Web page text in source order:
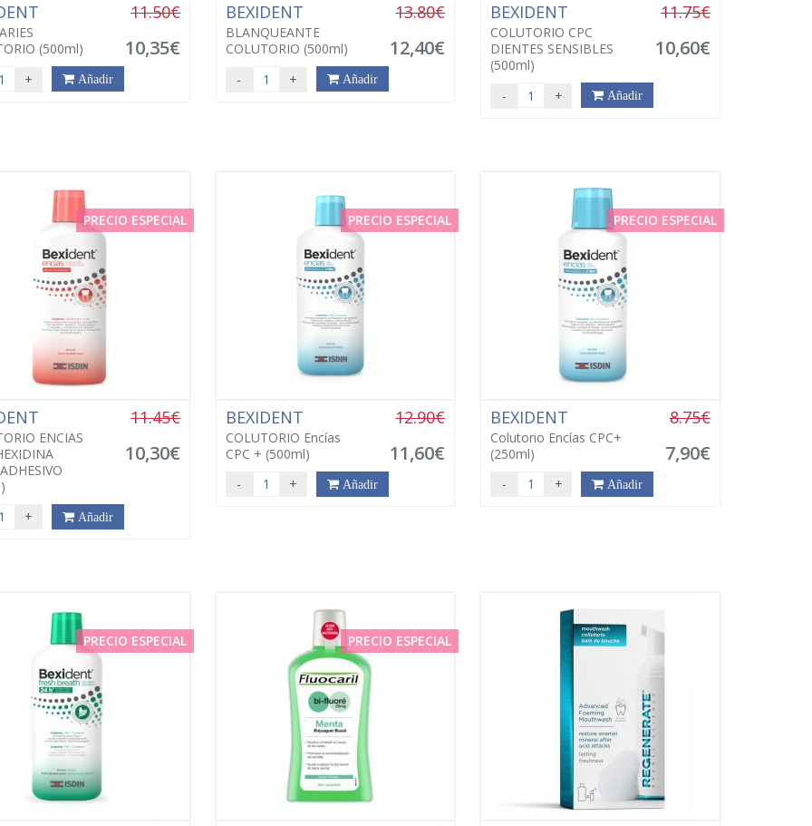
(500ml)
11.50€
10,35€
+ Añadir
BEXIDENT
BLANQUEANTE
COLUTORIO (500ml)
13.80€
12,40€
- + Añadir
BEXIDENT
COLUTORIO CPC
DIENTES SENSIBLES
(500ml)
11.75€
10,60€
- + Añadir
PRECIO ESPECIAL
ENCIAS
11.45€
10,30€
+ Añadir
PRECIO ESPECIAL
BEXIDENT
COLUTORIO Encías
CPC + (500ml)
12.90€
11,60€
- + Añadir
PRECIO ESPECIAL
BEXIDENT
Colutorio Encías CPC+
(250ml)
8.75€
7,90€
- + Añadir
PRECIO ESPECIAL PRECIO ESPECIAL